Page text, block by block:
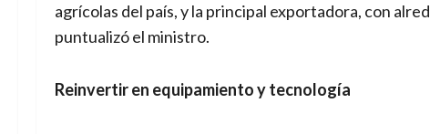
agrícolas del país, y la principal exportadora, con
puntualizó el ministro.
Reinvertir en equipamiento y tecnología